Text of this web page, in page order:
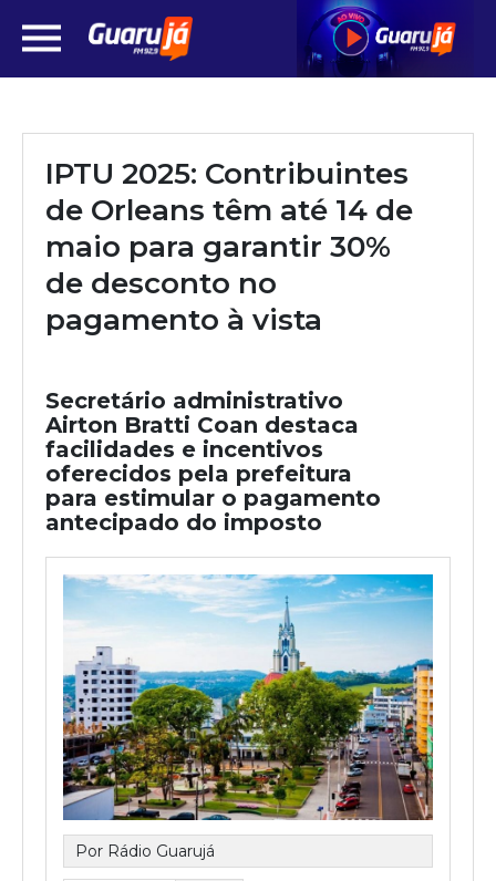
IPTU 2025: Contribuintes
de Orleans têm até 14 de
maio para garantir 30%
de desconto no
pagamento à vista
Secretário administrativo
Airton Bratti Coan destaca
facilidades e incentivos
oferecidos pela prefeitura
para estimular o pagamento
antecipado do imposto
Por Rádio Guarujá